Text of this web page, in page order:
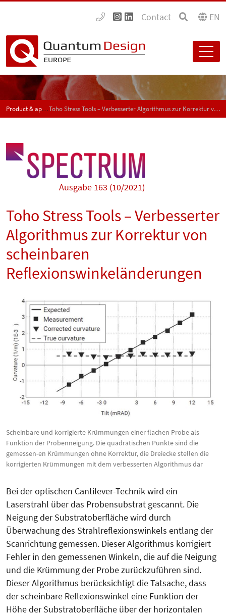
Contact EN
Product & application news - SPECTRUM Toho Stress Tools – Verbesserter Algorithmus zur Korrektur von scheinbaren Reflexionswinkeländerungen
Ausgabe 163 (10/2021)
Toho Stress Tools – Verbesserter
Algorithmus zur Korrektur von
scheinbaren
Reflexionswinkeländerungen
Scheinbare und korrigierte Krümmungen einer flachen Probe als
Funktion der Probenneigung. Die quadratischen Punkte sind die
gemessen-en Krümmungen ohne Korrektur, die Dreiecke stellen die
korrigierten Krümmungen mit dem verbesserten Algorithmus dar
Bei der optischen Cantilever-Technik wird ein
Laserstrahl über das Probensubstrat gescannt. Die
Neigung der Substratoberfläche wird durch
Überwachung des Strahlreflexionswinkels entlang der
Scanrichtung gemessen. Dieser Algorithmus korrigiert
Fehler in den gemessenen Winkeln, die auf die Neigung
und die Krümmung der Probe zurückzuführen sind.
Dieser Algorithmus berücksichtigt die Tatsache, dass
der scheinbare Reflexionswinkel eine Funktion der
Höhe der Substratoberfläche über der horizontalen